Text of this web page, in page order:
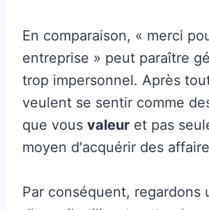
En comparaison, « merci
entreprise » peut paraître
trop impersonnel. Après
veulent se sentir comme
que vous valeur et pas
moyen d'acquérir des
Par conséquent, regardons